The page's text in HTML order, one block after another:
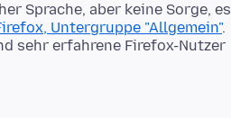
Sprache, aber keine Sorge, es
Untergruppe "Allgemein".
sehr erfahrene Firefox-Nutzer